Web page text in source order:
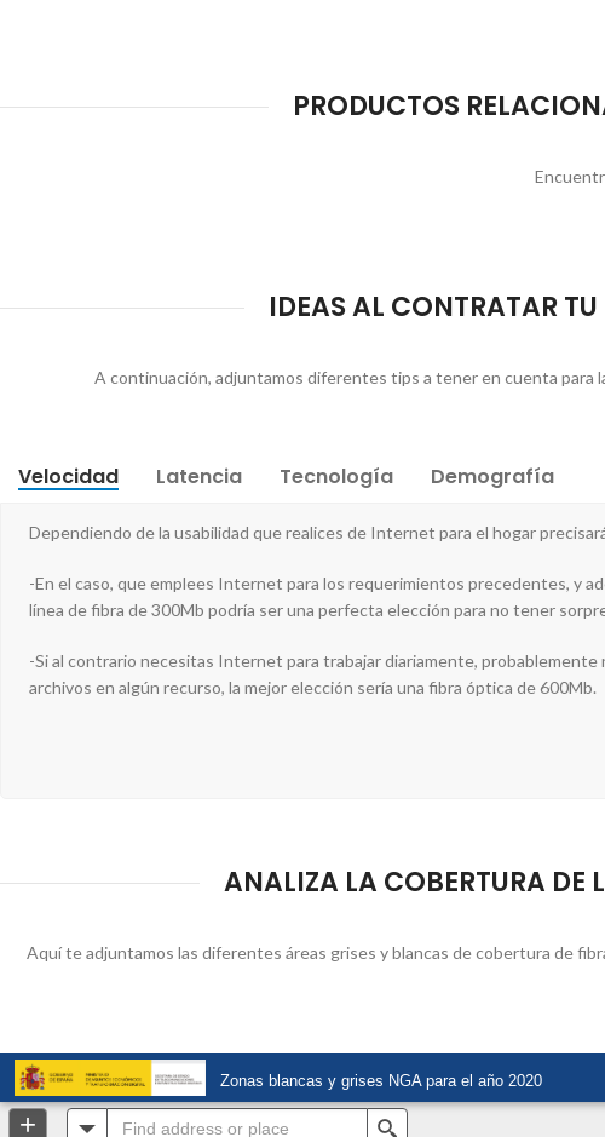
PRODUCTOS
IDEAS AL CONTRATAR
A continuación, adjuntamos diferentes tips a tener en cuenta para
Velocidad Latencia Tecnología Demografía
Dependiendo de la usabilidad que realices de Internet para el hogar
-En el caso, que emplees Internet para los requerimientos precedentes, y
línea de fibra de 300Mb podría ser una perfecta elección para no tener
-Si al contrario necesitas Internet para trabajar diariamente,
archivos en algún recurso, la mejor elección sería una fibra óptica de 600Mb.
ANALIZA LA COBERTURA
Aquí te adjuntamos las diferentes áreas grises y blancas de cobertura de